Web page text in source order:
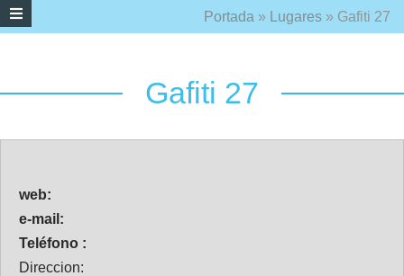
Portada » Lugares » Gafiti 27
Gafiti 27
web:
e-mail:
Teléfono :
Direccion: